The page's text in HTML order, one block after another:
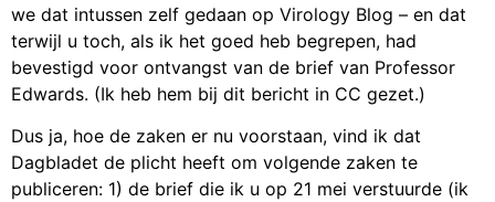
we dat intussen zelf gedaan op Virology Blog – en dat
terwijl u toch, als ik het goed heb begrepen, had
bevestigd voor ontvangst van de brief van Professor
Edwards. (Ik heb hem bij dit bericht in CC gezet.)
Dus ja, hoe de zaken er nu voorstaan, vind ik dat
Dagbladet de plicht heeft om volgende zaken te
publiceren: 1) de brief die ik u op 21 mei verstuurde (ik